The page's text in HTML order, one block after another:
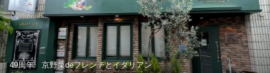
49周年 京野菜deフレンチとイタリアン